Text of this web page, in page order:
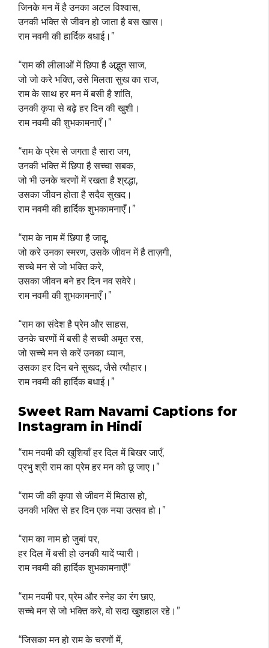
जिनके मन में है उनका अटल विश्वास,
उनकी भक्ति से जीवन हो जाता है बस खास।
राम नवमी की हार्दिक बधाई।”
“राम की लीलाओं में छिपा है अद्भुत साज,
जो जो करे भक्ति, उसे मिलता सुख का राज,
राम के साथ हर मन में बसी है शांति,
उनकी कृपा से बढ़े हर दिन की खुशी।
राम नवमी की शुभकामनाएँ।”
“राम के प्रेम से जगता है सारा जग,
उनकी भक्ति में छिपा है सच्चा सबक,
जो भी उनके चरणों में रखता है श्रद्धा,
उसका जीवन होता है सदैव सुखद।
राम नवमी की हार्दिक शुभकामनाएँ।”
“राम के नाम में छिपा है जादू,
जो करे उनका स्मरण, उसके जीवन में है ताज़गी,
सच्चे मन से जो भक्ति करे,
उसका जीवन बने हर दिन नव सवेरे।
राम नवमी की शुभकामनाएँ।”
“राम का संदेश है प्रेम और साहस,
उनके चरणों में बसी है सच्ची अमृत रस,
जो सच्चे मन से करें उनका ध्यान,
उसका हर दिन बने सुखद, जैसे त्यौहार।
राम नवमी की हार्दिक बधाई।”
Sweet Ram Navami Captions for
Instagram in Hindi
“राम नवमी की खुशियाँ हर दिल में बिखर जाएँ,
प्रभु श्री राम का प्रेम हर मन को छू जाए।”
“राम जी की कृपा से जीवन में मिठास हो,
उनकी भक्ति से हर दिन एक नया उत्सव हो।”
“राम का नाम हो जुबां पर,
हर दिल में बसी हो उनकी यादें प्यारी।
राम नवमी की हार्दिक शुभकामनाएँ!”
“राम नवमी पर, प्रेम और स्नेह का रंग छाए,
सच्चे मन से जो भक्ति करे, वो सदा खुशहाल रहे।”
“जिसका मन हो राम के चरणों में,